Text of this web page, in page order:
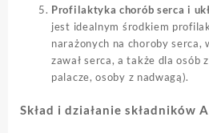
Profilaktyka chorób serca i
jest idealnym środkiem
narażonych na choroby serca,
zawał serca, a także dla osób
palacze, osoby z nadwagą).
Skład i działanie składników